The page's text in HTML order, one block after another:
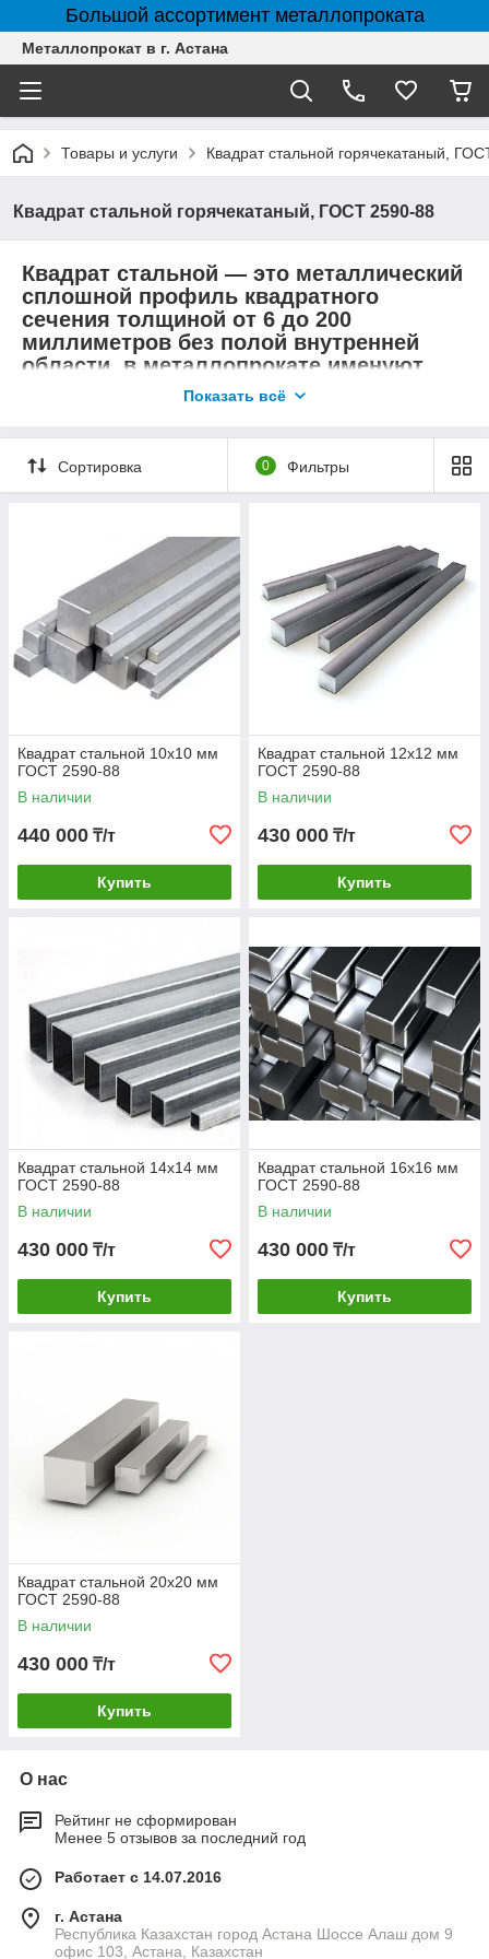
Большой ассортимент металлопроката
Металлопрокат в г. Астана
Товары и услуги Квадрат стальной горячекатаный,
Квадрат стальной горячекатаный, ГОСТ 2590-88
Квадрат стальной — это металлический
сплошной профиль квадратного
сечения толщиной от 6 до 200
миллиметров без полой внутренней
области, в металлопрокате именуют,
как прокат квадратный или просто
Применение стального квадрата
Квадрат стальной широко применяется:
(балконы, лестницы, элементы перекрытий и др.);
В оформлении интерьеров — фермы, декоративные
конструкции;
В обустройстве территорий под открытым небом
(лестницы, заборы, решетки,скамейки, ограды в парках
и скверах и т.д.);
В вагоностроении;
деталей более высокой прочности;
В строительстве железных дорог и их ремонте (для
крепления рельсов и шпал);
Другие преимущественные характеристики:
Сравнительно доступная цена;
Невысокая стоимость изготовления;
Широкий диапазон размеров сторон квадрата
от 3 до 100 мм и длины изделия;
Значительный перечень сфер использования.
Показать всё
Сортировка 0 Фильтры
Квадрат стальной 10х10 мм
ГОСТ 2590-88
В наличии
440 000 ₸/т
Купить
Квадрат стальной 12х12 мм
ГОСТ 2590-88
В наличии
430 000 ₸/т
Купить
Квадрат стальной 14х14 мм
ГОСТ 2590-88
В наличии
430 000 ₸/т
Купить
Квадрат стальной 16х16 мм
ГОСТ 2590-88
В наличии
430 000 ₸/т
Купить
Квадрат стальной 20х20 мм
ГОСТ 2590-88
В наличии
430 000 ₸/т
Купить
О нас
Рейтинг не сформирован
Менее 5 отзывов за последний год
Работает с 14.07.2016
г. Астана
Республика Казахстан город Астана Шоссе Алаш дом 9
офис 103, Астана, Казахстан